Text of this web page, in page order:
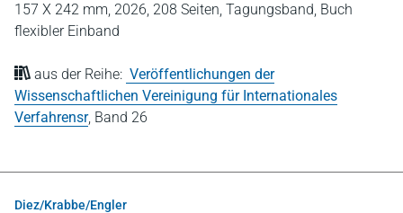
157 X 242 mm, 2026, 208 Seiten, Tagungsband, Buch
flexibler Einband
aus der Reihe: Veröffentlichungen der
Wissenschaftlichen Vereinigung für Internationales
Verfahrensr, Band 26
Diez/Krabbe/Engler